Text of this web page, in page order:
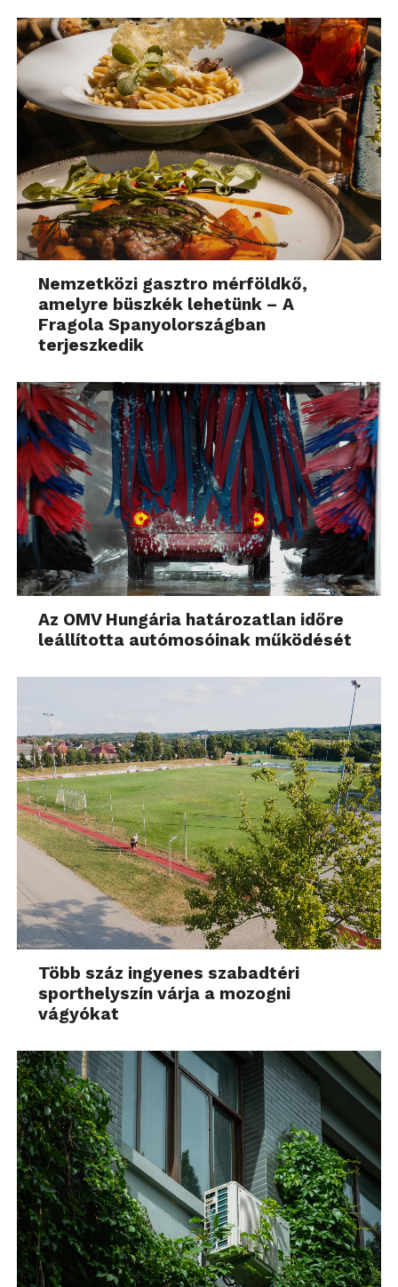
Nemzetközi gasztro mérföldkő,
amelyre büszkék lehetünk – A
Fragola Spanyolországban
terjeszkedik
Az OMV Hungária határozatlan időre
leállította autómosóinak működését
Több száz ingyenes szabadtéri
sporthelyszín várja a mozogni
vágyókat